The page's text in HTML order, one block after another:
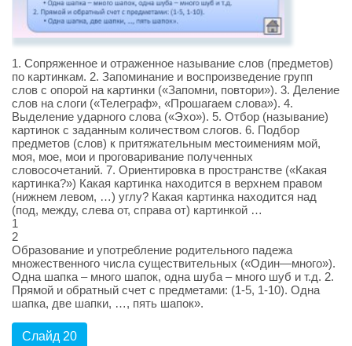
1. Сопряженное и отраженное называние слов (предметов)
по картинкам. 2. Запоминание и воспроизведение групп
слов с опорой на картинки («Запомни, повтори»). 3. Деление
слов на слоги («Телеграф», «Прошагаем слова»). 4.
Выделение ударного слова («Эхо»). 5. Отбор (называние)
картинок с заданным количеством слогов. 6. Подбор
предметов (слов) к притяжательным местоимениям мой,
моя, мое, мои и проговаривание полученных
словосочетаний. 7. Ориентировка в пространстве («Какая
картинка?») Какая картинка находится в верхнем правом
(нижнем левом, …) углу? Какая картинка находится над
(под, между, слева от, справа от) картинкой …
1
2
Образование и употребление родительного падежа
множественного числа существительных («Один—много»).
Одна шапка – много шапок, одна шуба – много шуб и т.д. 2.
Прямой и обратный счет с предметами: (1-5, 1-10). Одна
шапка, две шапки, …, пять шапок».
Слайд 20